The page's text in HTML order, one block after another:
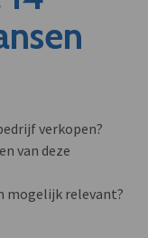
verkopen?
van deze
mogelijk relevant?